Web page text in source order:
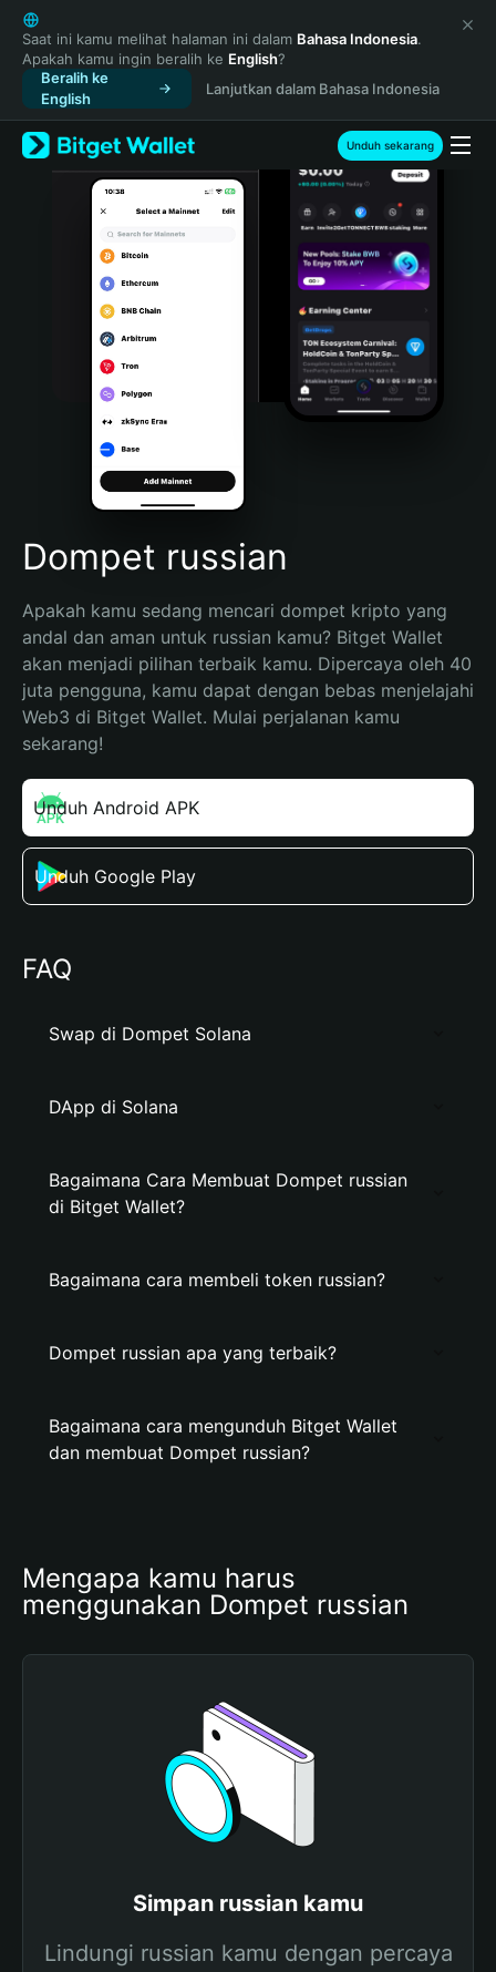
English
日本語
Tiếng Việt
Русский
Español (Latinoamérica)
Türkçe
Italiano
Português (Portugal)
Bahasa Indonesia
Português (Brasil)
Español (Argentina)
Saat ini kamu melihat halaman ini dalam Bahasa Indonesia.
Apakah kamu ingin beralih ke English?
Beralih ke
English
Lanjutkan dalam Bahasa Indonesia
Unduh sekarang
Dompet russian
Apakah kamu sedang mencari dompet kripto yang
andal dan aman untuk russian kamu? Bitget Wallet
akan menjadi pilihan terbaik kamu. Dipercaya oleh 40
juta pengguna, kamu dapat dengan bebas menjelajahi
Web3 di Bitget Wallet. Mulai perjalanan kamu
sekarang!
Unduh Android APK
Unduh Google Play
FAQ
Swap di Dompet Solana
DApp di Solana
Bagaimana Cara Membuat Dompet russian
di Bitget Wallet?
Bagaimana cara membeli token russian?
Dompet russian apa yang terbaik?
Bagaimana cara mengunduh Bitget Wallet
dan membuat Dompet russian?
Mengapa kamu harus
menggunakan Dompet russian
Simpan russian kamu
Lindungi russian kamu dengan percaya